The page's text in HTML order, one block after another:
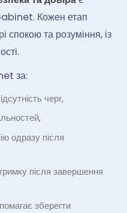
Кожен етап
спокою та розуміння, із
за:
черг,
одразу після
після завершення
зберегти